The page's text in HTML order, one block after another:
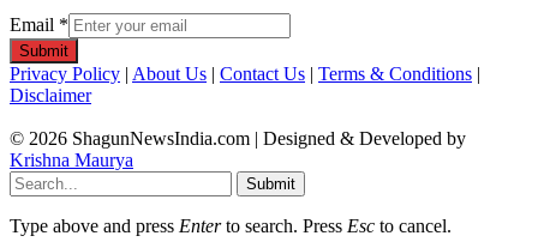
Email *
Submit
Privacy Policy | About Us | Contact Us | Terms & Conditions |
Disclaimer
© 2026 ShagunNewsIndia.com | Designed & Developed by
Krishna Maurya
Submit
Type above and press Enterto search. Press Esc to cancel.